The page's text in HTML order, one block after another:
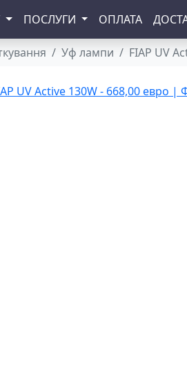
Уф лампи FIAP UV
ПОСЛУГИ ОПЛАТА